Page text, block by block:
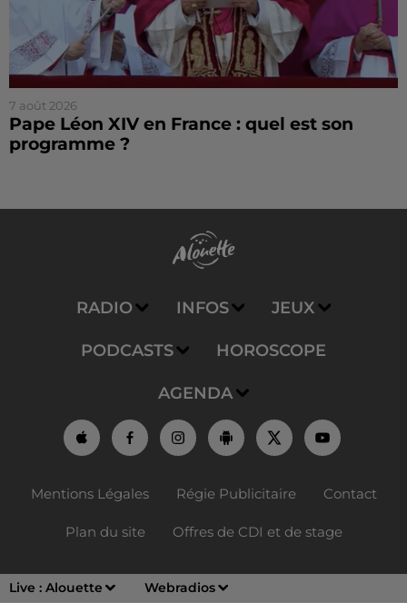
Live : Alouette Webradios
7 août 2026
Pape Léon XIV en France : quel est son
programme ?
RADIO INFOS JEUX
PODCASTS HOROSCOPE
AGENDA
Mentions Légales Régie Publicitaire Contact
Plan du site Offres de CDI et de stage